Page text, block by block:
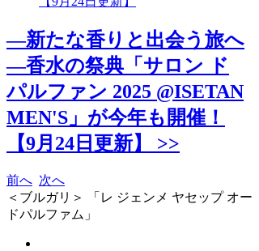
―新たな香りと出会う旅へ
―香水の祭典「サロン ド
パルファン 2025 @ISETAN
MEN'S」が今年も開催！
【9月24日更新】 >>
前へ 次へ
＜ブルガリ＞ 「レ ジェンメ ヤセップ オー
ドパルファム」